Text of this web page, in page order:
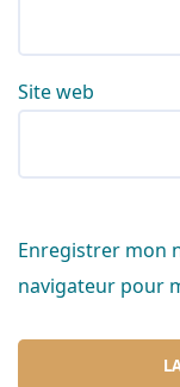
Site web
Enregistrer mon
navigateur pour